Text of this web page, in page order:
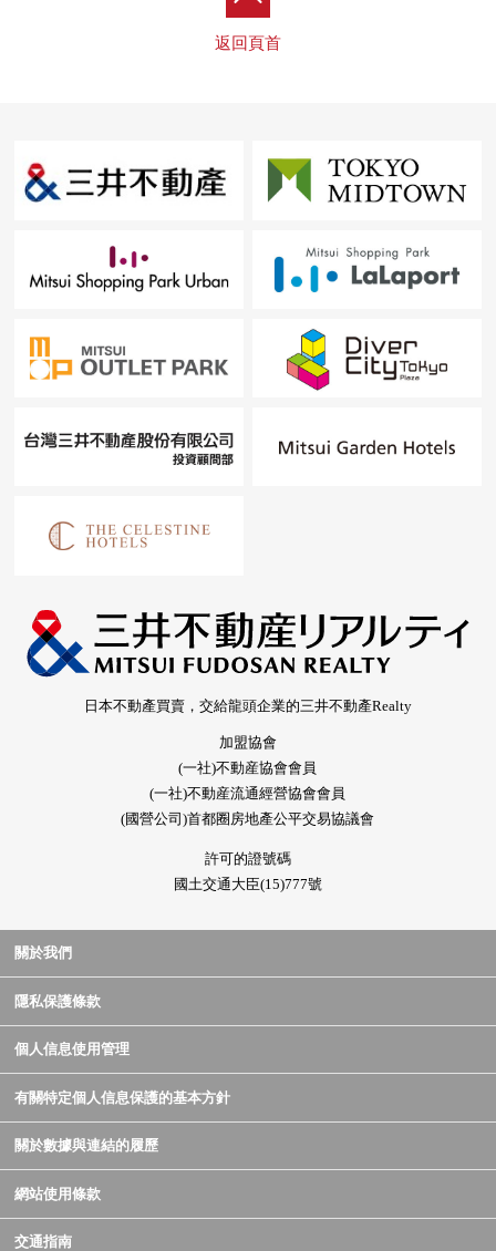
返回頁首
日本不動產買賣，交給龍頭企業的三井不動產Realty
加盟協會
(一社)不動産協會會員
(一社)不動産流通經營協會會員
(國營公司)首都圈房地產公平交易協議會
許可的證號碼
國土交通大臣(15)777號
關於我們
隱私保護條款
個人信息使用管理
有關特定個人信息保護的基本方針
關於數據與連結的履歷
網站使用條款
交通指南